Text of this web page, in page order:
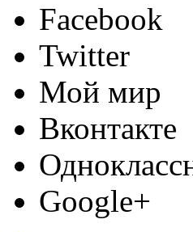
Facebook
Twitter
Мой мир
Вконтакте
Google+